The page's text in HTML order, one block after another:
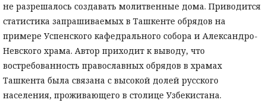
не разрешалось создавать молитвенные дома. Приводится
статистика запрашиваемых в Ташкенте обрядов на
примере Успенского кафедрального собора и Александро-
Невского храма. Автор приходит к выводу, что
востребованность православных обрядов в храмах
Ташкента была связана с высокой долей русского
населения, проживающего в столице Узбекистана.